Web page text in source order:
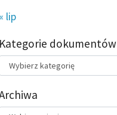
« lip
Kategorie dokumentów